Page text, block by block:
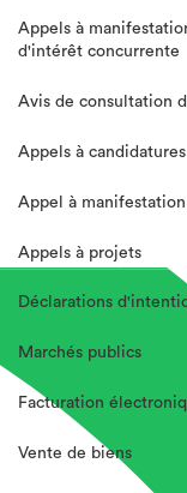
Appels à
d'intérêt concurrente
Avis de consultation
Appels à candidatures
Appel à
Appels à projets
Déclarations
Marchés publics
Facturation
Vente de biens